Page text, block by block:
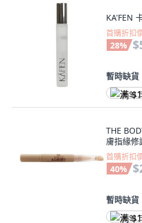
KA'FEN
首購折扣
28%
暫時缺貨
满
THE
膚指緣
首購折扣
40%
暫時缺貨
满